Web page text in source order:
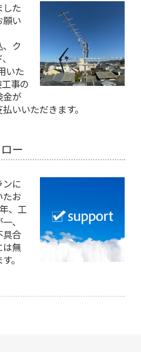
した
願い
、ク
いた
事の
金が
いいただきます。
ー
ンに
たお
、工
、
具合
は無
。